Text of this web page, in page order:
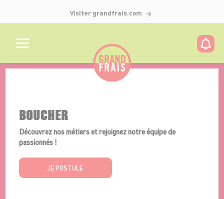
Visiter grandfrais.com
BOUCHER
Découvrez nos métiers et rejoignez notre équipe de
passionnés !
JE POSTULE